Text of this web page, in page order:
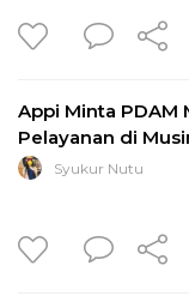
Appi Minta PDAM
Pelayanan di
Syukur Nutu